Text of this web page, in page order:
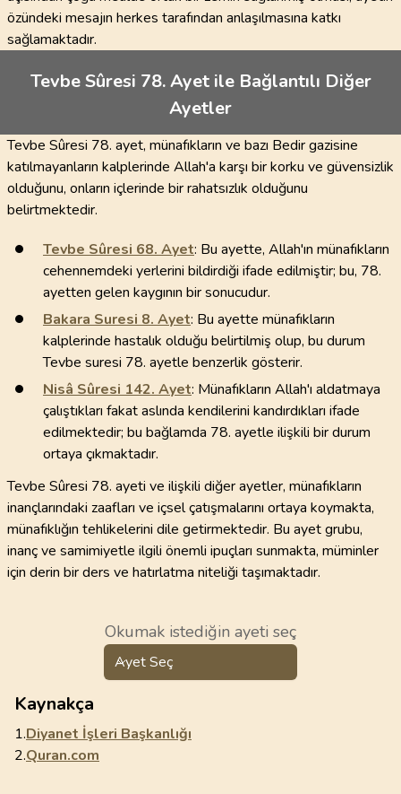
özündeki mesajın herkes tarafından anlaşılmasına katkı
sağlamaktadır.
Tevbe Sûresi 78. Ayet ile Bağlantılı Diğer
Ayetler
Tevbe Sûresi 78. ayet, münafıkların ve bazı Bedir gazisine
katılmayanların kalplerinde Allah'a karşı bir korku ve güvensizlik
olduğunu, onların içlerinde bir rahatsızlık olduğunu
belirtmektedir.
Tevbe Sûresi 68. Ayet: Bu ayette, Allah'ın münafıkların
cehennemdeki yerlerini bildirdiği ifade edilmiştir; bu, 78.
ayetten gelen kaygının bir sonucudur.
Bakara Suresi 8. Ayet: Bu ayette münafıkların
kalplerinde hastalık olduğu belirtilmiş olup, bu durum
Tevbe suresi 78. ayetle benzerlik gösterir.
Nisâ Sûresi 142. Ayet: Münafıkların Allah'ı aldatmaya
çalıştıkları fakat aslında kendilerini kandırdıkları ifade
edilmektedir; bu bağlamda 78. ayetle ilişkili bir durum
ortaya çıkmaktadır.
Tevbe Sûresi 78. ayeti ve ilişkili diğer ayetler, münafıkların
inançlarındaki zaafları ve içsel çatışmalarını ortaya koymakta,
münafıklığın tehlikelerini dile getirmektedir. Bu ayet grubu,
inanç ve samimiyetle ilgili önemli ipuçları sunmakta, müminler
için derin bir ders ve hatırlatma niteliği taşımaktadır.
Okumak istediğin ayeti seç
Ayet Seç
Kaynakça
1.Diyanet İşleri Başkanlığı
2.Quran.com